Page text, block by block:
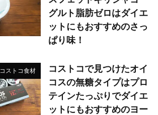
グルト脂肪ゼロはダイエ
ットにもおすすめのさっ
ぱり味！
コストコ食材
コストコで見つけたオイ
コスの無糖タイプはプロ
テインたっぷりでダイエ
ットにもおすすめのヨー